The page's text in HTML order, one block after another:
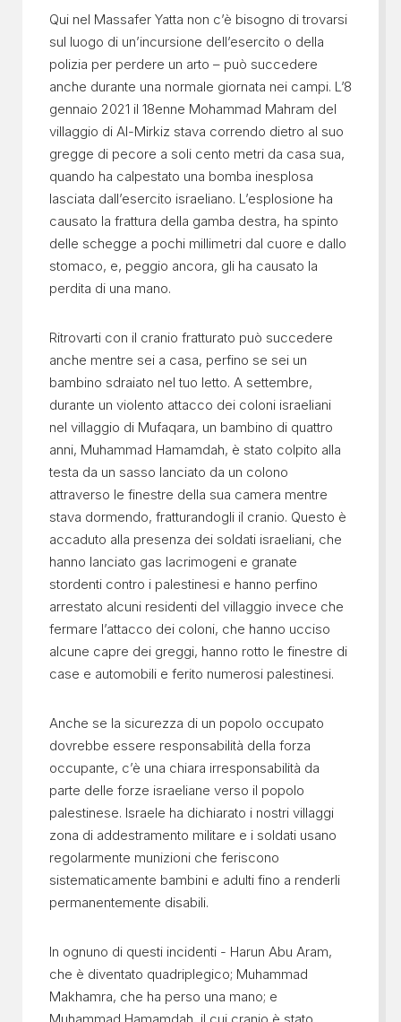
Qui nel Massafer Yatta non c’è bisogno di trovarsi
sul luogo di un’incursione dell’esercito o della
polizia per perdere un arto – può succedere
anche durante una normale giornata nei campi. L’8
gennaio 2021 il 18enne Mohammad Mahram del
villaggio di Al-Mirkiz stava correndo dietro al suo
gregge di pecore a soli cento metri da casa sua,
quando ha calpestato una bomba inesplosa
lasciata dall’esercito israeliano. L’esplosione ha
causato la frattura della gamba destra, ha spinto
delle schegge a pochi millimetri dal cuore e dallo
stomaco, e, peggio ancora, gli ha causato la
perdita di una mano.
Ritrovarti con il cranio fratturato può succedere
anche mentre sei a casa, perfino se sei un
bambino sdraiato nel tuo letto. A settembre,
durante un violento attacco dei coloni israeliani
nel villaggio di Mufaqara, un bambino di quattro
anni, Muhammad Hamamdah, è stato colpito alla
testa da un sasso lanciato da un colono
attraverso le finestre della sua camera mentre
stava dormendo, fratturandogli il cranio. Questo è
accaduto alla presenza dei soldati israeliani, che
hanno lanciato gas lacrimogeni e granate
stordenti contro i palestinesi e hanno perfino
arrestato alcuni residenti del villaggio invece che
fermare l’attacco dei coloni, che hanno ucciso
alcune capre dei greggi, hanno rotto le finestre di
case e automobili e ferito numerosi palestinesi.
Anche se la sicurezza di un popolo occupato
dovrebbe essere responsabilità della forza
occupante, c’è una chiara irresponsabilità da
parte delle forze israeliane verso il popolo
palestinese. Israele ha dichiarato i nostri villaggi
zona di addestramento militare e i soldati usano
regolarmente munizioni che feriscono
sistematicamente bambini e adulti fino a renderli
permanentemente disabili.
In ognuno di questi incidenti - Harun Abu Aram,
che è diventato quadriplegico; Muhammad
Makhamra, che ha perso una mano; e